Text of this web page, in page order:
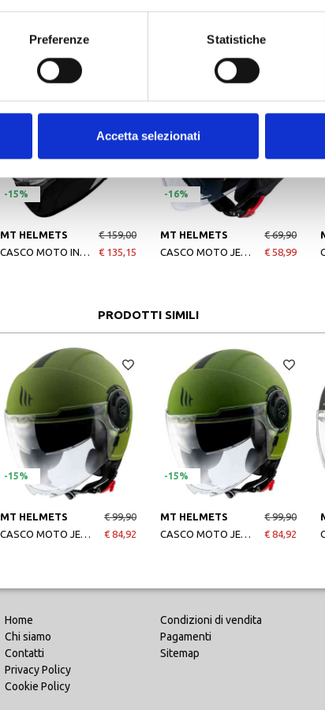
Preferenze Statistiche
Accetta selezionati
ALTRI PRODOTTI MT HELMETS
-15%
MT HELMETS
€ 159,00
€ 135,15
-16%
MT HELMETS
CASCO MOTO JET STREET S SOLID A1 MATT BLACK
€ 69,90
€ 58,99
PRODOTTI SIMILI
-15%
MT HELMETS
CASCO MOTO JET VIALE SV SOLID A6 MATT GREEN
€ 99,90
€ 84,92
-15%
MT HELMETS
CASCO MOTO JET VIALE SV SOLID A6 MATT GREEN
€ 99,90
€ 84,92
Home
Chi siamo
Contatti
Privacy Policy
Cookie Policy
Condizioni di vendita
Pagamenti
Sitemap